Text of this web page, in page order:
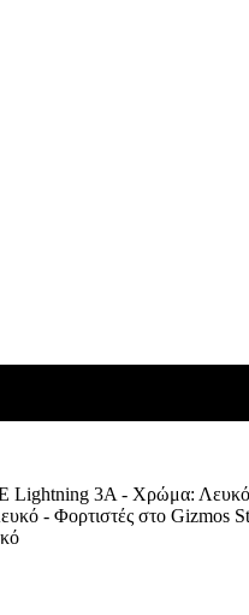
Lightning 3A - Χρώμα: Λευκό